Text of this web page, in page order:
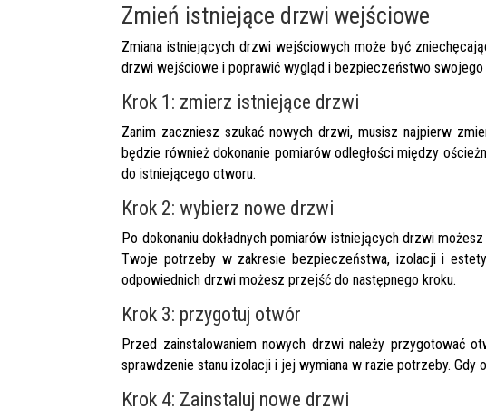
Zmień istniejące drzwi wejściowe
Zmiana istniejących drzwi wejściowych może być
drzwi wejściowe i poprawić wygląd i bezpieczeństwo
Krok 1: zmierz istniejące drzwi
Zanim zaczniesz szukać nowych drzwi, musisz najpierw
będzie również dokonanie pomiarów odległości między
do istniejącego otworu.
Krok 2: wybierz nowe drzwi
Po dokonaniu dokładnych pomiarów istniejących drzwi
Twoje potrzeby w zakresie bezpieczeństwa, izolacji i
odpowiednich drzwi możesz przejść do następnego kroku.
Krok 3: przygotuj otwór
Przed zainstalowaniem nowych drzwi należy przygotować
sprawdzenie stanu izolacji i jej wymiana w razie potrzeby.
Krok 4: Zainstaluj nowe drzwi